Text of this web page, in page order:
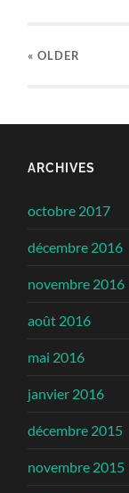
« OLDER
ARCHIVES
octobre 2017
décembre 2016
novembre 2016
août 2016
mai 2016
janvier 2016
décembre 2015
novembre 2015